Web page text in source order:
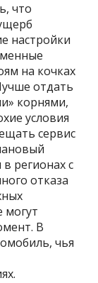
что
настройки
на кочках
отдать
корнями,
условия
сервис
регионах с
отказа
В
чья